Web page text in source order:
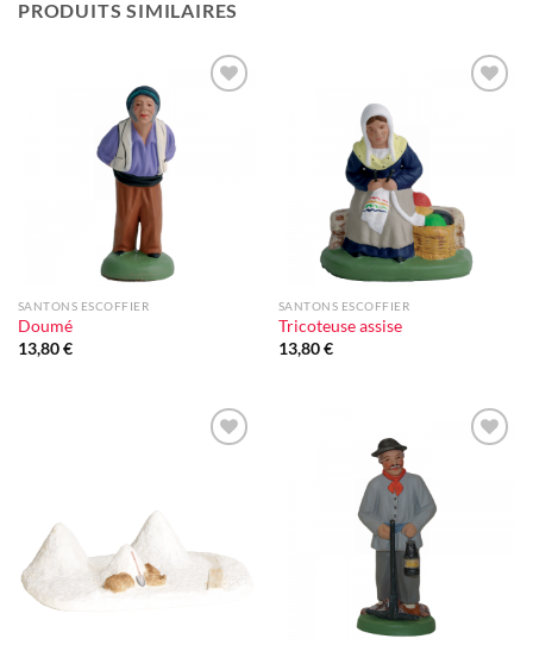
PRODUITS SIMILAIRES
SANTONS ESCOFFIER
Doumé
13,80€
SANTONS ESCOFFIER
Tricoteuse assise
13,80€